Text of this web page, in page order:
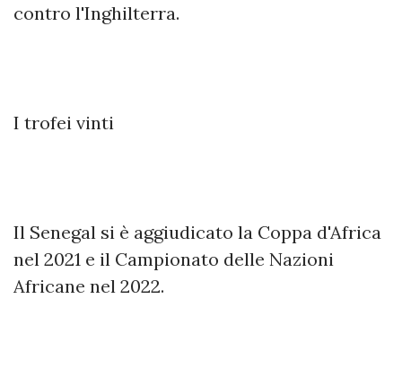
contro l'Inghilterra.
I trofei vinti
Il Senegal si è aggiudicato la Coppa d'Africa
nel 2021 e il Campionato delle Nazioni
Africane nel 2022.